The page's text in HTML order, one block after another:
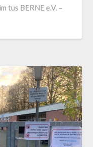
tus BERNE e.V. –